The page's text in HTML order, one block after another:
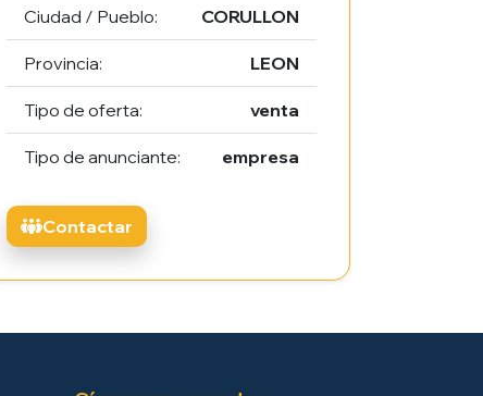
Ciudad / Pueblo: CORULLON
Provincia: LEON
Tipo de oferta: venta
Tipo de anunciante: empresa
Contactar